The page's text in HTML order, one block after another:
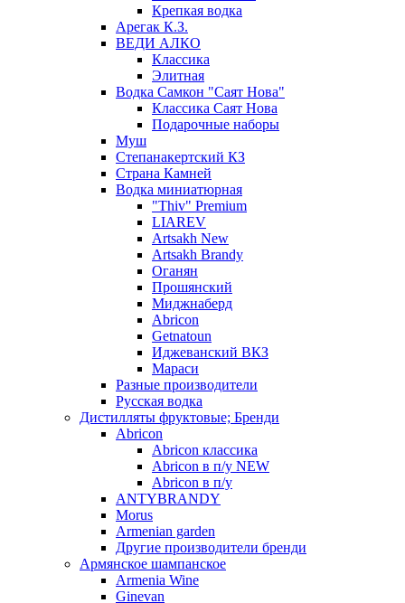
Крепкая водка
Арегак К.З.
ВЕДИ АЛКО
Классика
Элитная
Водка Самкон "Саят Нова"
Классика Саят Нова
Подарочные наборы
Муш
Степанакертский КЗ
Страна Камней
Водка миниатюрная
"Thiv" Premium
LIAREV
Artsakh New
Artsakh Brandy
Оганян
Прошянский
Миджнаберд
Abricon
Getnatoun
Иджеванский ВКЗ
Мараси
Разные производители
Русская водка
Дистилляты фруктовые; Бренди
Abricon
Abricon классика
Abricon в п/у NEW
Abricon в п/у
ANTYBRANDY
Morus
Armenian garden
Другие производители бренди
Армянское шампанское
Armenia Wine
Ginevan